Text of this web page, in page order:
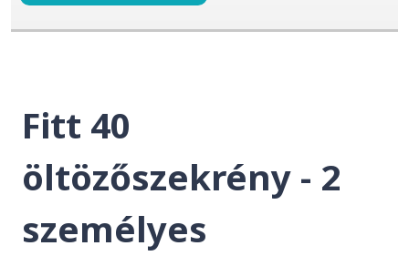
Fitt 40
öltözőszekrény - 2
személyes